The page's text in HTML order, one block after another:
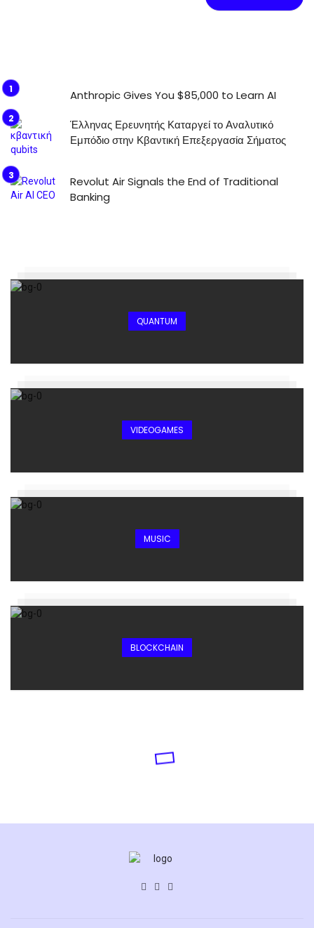
Anthropic Gives You $85,000 to Learn AI
Έλληνας Ερευνητής Καταργεί το Αναλυτικό
Εμπόδιο στην Κβαντική Επεξεργασία Σήματος
Revolut Air Signals the End of Traditional
Banking
QUANTUM
VIDEOGAMES
MUSIC
BLOCKCHAIN